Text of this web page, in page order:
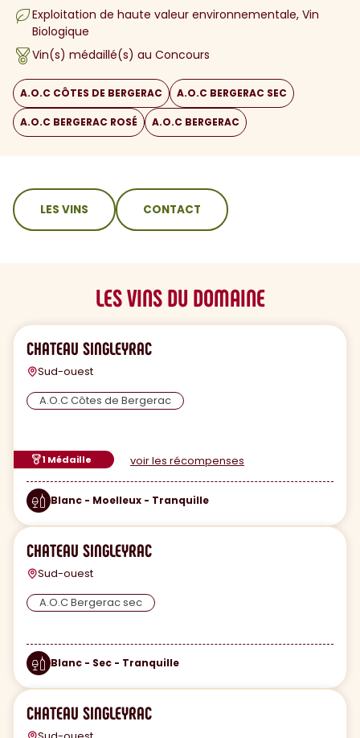
Exploitation de haute valeur environnementale Vin
Biologique
Vin(s) médaillé(s) au Concours
A.O.C CÔTES DE BERGERAC A.O.C BERGERAC SEC
A.O.C BERGERAC ROSÉ A.O.C BERGERAC
sommaire
LES VINS CONTACT
LES VINS DU DOMAINE
CHATEAU SINGLEYRAC
Sud-ouest
A.O.C Côtes de Bergerac
1 Médaille voir les récompenses
Blanc - Moelleux - Tranquille
CHATEAU SINGLEYRAC
Sud-ouest
A.O.C Bergerac sec
Blanc - Sec - Tranquille
CHATEAU SINGLEYRAC